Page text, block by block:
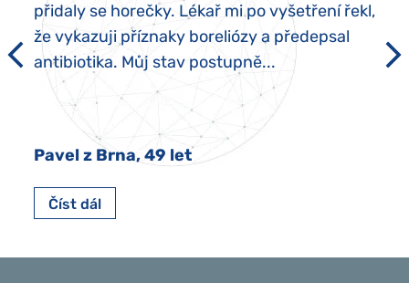
přidaly se horečky. Lékař mi po vyšetření řekl,
že vykazuji příznaky boreliózy a předepsal
antibiotika. Můj stav postupně...
Pavel z Brna, 49 let
Číst dál